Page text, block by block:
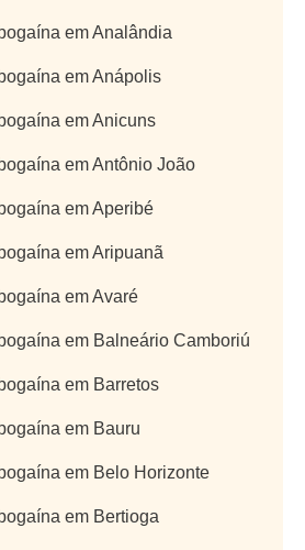
em Analândia
em Anápolis
em Anicuns
em Antônio João
em Aperibé
em Aripuanã
em Avaré
em Balneário Camboriú
em Barretos
em Bauru
em Belo Horizonte
em Bertioga